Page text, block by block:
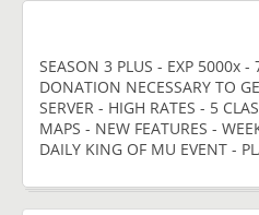
SEASON 3 PLUS - EXP 5000x -
DONATION NECESSARY TO
SERVER - HIGH RATES - 5
MAPS - NEW FEATURES -
DAILY KING OF MU EVENT -